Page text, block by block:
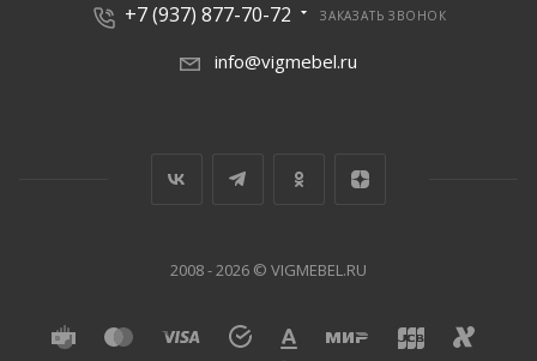
+7 (937) 877-70-72 ЗАКАЗАТЬ ЗВОНОК
info@vigmebel.ru
2008 - 2026 © VIGMEBEL.RU